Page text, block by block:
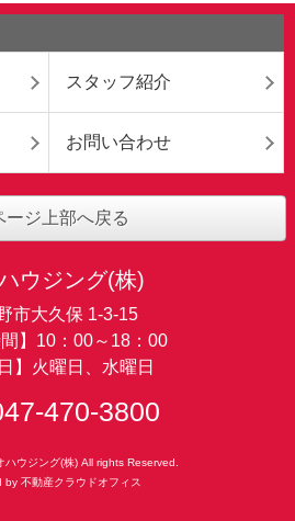
スタッフ紹介
お問い合わせ
ージ上部へ戻る
ウジング(株)
市大久保 1-3-15
間】10：00～18：00
】火曜日、水曜日
470-3800
ウジング(株) All rights Reserved.
by 不動産クラウドオフィス